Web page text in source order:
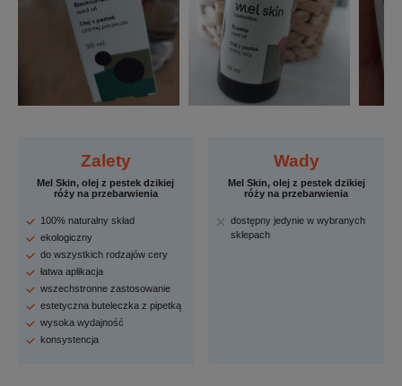
Zalety
Mel Skin, olej z pestek dzikiej
róży na przebarwienia
100% naturalny skład
ekologiczny
do wszystkich rodzajów cery
łatwa aplikacja
wszechstronne zastosowanie
estetyczna buteleczka z pipetką
wysoka wydajność
konsystencja
Wady
Mel Skin, olej z pestek dzikiej
róży na przebarwienia
dostępny jedynie w wybranych
sklepach